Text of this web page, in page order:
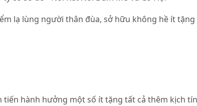
lạ lùng người thân đùa, sở hữu không hề ít tặng
tiến hành hưởng một số ít tặng tất cả thêm kịch